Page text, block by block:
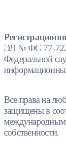
ЭЛ № ФС 77-
Федеральной
Все права на
защищены в
международным
собственности.